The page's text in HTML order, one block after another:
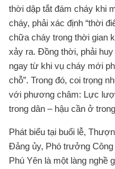
thời dập tắt đám cháy khi
cháy, phải xác định “thời
chữa cháy trong thời gian
xảy ra. Đồng thời, phải
ngay từ khi vụ cháy mới
chỗ”. Trong đó, coi trọng
với phương châm: Lực
trong dân – hậu cần ở
Phát biểu tại buổi lễ,
Đảng ủy, Phó trưởng
Phú Yên là một làng nghề